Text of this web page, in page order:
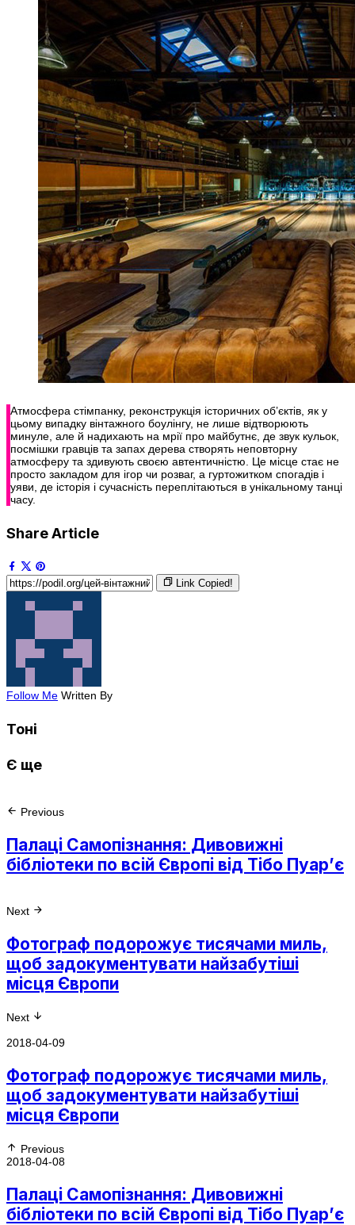
Атмосфера стімпанку, реконструкція історичних об’єктів, як у
цьому випадку вінтажного боулінгу, не лише відтворюють
минуле, але й надихають на мрії про майбутнє, де звук кульок,
посмішки гравців та запах дерева створять неповторну
атмосферу та здивують своєю автентичністю. Це місце стає не
просто закладом для ігор чи розваг, а гуртожитком спогадів і
уяви, де історія і сучасність переплітаються в унікальному танці
часу.
Share Article
Link Copied!
Follow Me Written By
Тоні
Є ще
Previous
Палаці Самопізнання: Дивовижні
бібліотеки по всій Європі від Тібо Пуар’є
Next
Фотограф подорожує тисячами миль,
щоб задокументувати найзабутіші
місця Європи
Next
2018-04-09
Фотограф подорожує тисячами миль,
щоб задокументувати найзабутіші
місця Європи
Previous
2018-04-08
Палаці Самопізнання: Дивовижні
бібліотеки по всій Європі від Тібо Пуар’є